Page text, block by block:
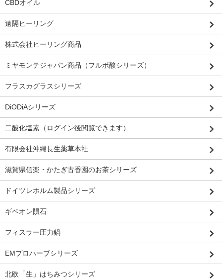
CBDオイル
遠隔ヒーリング
株式会社ヒーリング商品
ミヤモンテジャパン商品（フルボ酸シリーズ）
フラスカグラスシリーズ
DiODiAシリーズ
二酸化塩素（ログイン後閲覧できます）
有限会社沖縄長生薬草本社
滋賀県信楽・かたぎ古香園のお茶シリーズ
ドイツレホルム製品シリーズ
ギベオン隕石
フィスラー圧力鍋
EMプロハーブシリーズ
北欧「生」はちみつシリーズ